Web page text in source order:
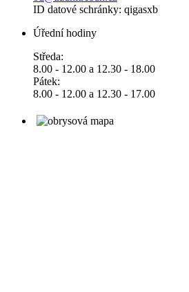
ID datové schránky: qigasxb
Úřední hodiny
Středa:
8.00 - 12.00 a 12.30 - 18.00
Pátek:
8.00 - 12.00 a 12.30 - 17.00